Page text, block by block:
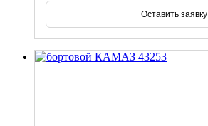
Оставить заявку